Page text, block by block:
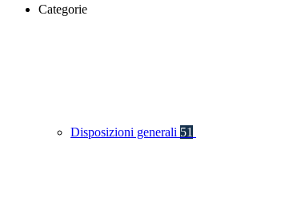
Categorie
Disposizioni generali 51